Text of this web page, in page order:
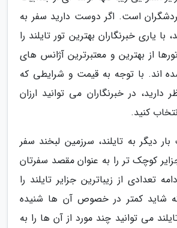
است. اگر دوست دارید سفر به
با یاری خبرنگاران بهترین تور تایلند را
از بهترین و معتبرترین آژانس های
اند. با توجه به قیمت و شرایطی که
دارید، در خبرنگاران می توانید ارزان
کنید.
دیگر به تایلند، سرزمین لبخند سفر
کوچک تر را به عنوان مقصد سفرتان
تعدادی از زیباترین جزایر تایلند را
شاید کمتر در خصوص آن ها شنیده
می توانید چند مورد از آن ها را به